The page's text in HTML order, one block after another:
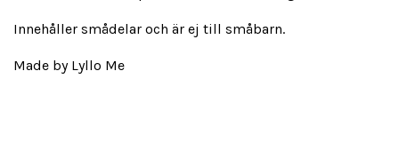
Innehåller smådelar och är ej till småbarn.
Made by Lyllo Me